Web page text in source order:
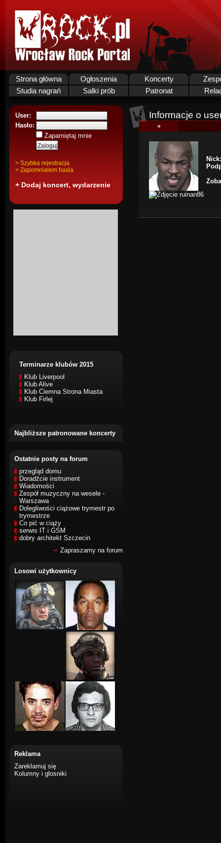
Strona główna Ogłoszenia Koncerty
Studia nagrań
Salki prób Patronat
User:
Hasło:
Zapamiętaj mnie
> Szybka rejestracja
> Zapomnialem hasla
+ Dodaj koncert, wydarzenie
Terminarze klubów 2015
Klub Liverpool
Klub Alive
Klub Ciemna Strona Miasta
Klub Firlej
Najbliższe patronowane koncerty
Ostatnie posty na forum
przegląd domu
Doradźcie instrument
Wiadomości
Zespół muzyczny na wesele -
Warszawa
Dolegliwości ciążowe trymestr po
trymestrze
Co pić w ciąży
serwis IT i GSM
dobry architekt Szczecin
Zapraszamy na forum
Losowi użytkownicy
Reklama
Zareklamuj się
Kolumny i glosniki
Informacje o
»
Nick: